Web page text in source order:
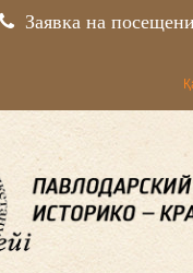
Заявка на